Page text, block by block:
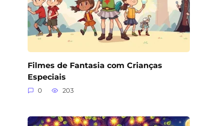
Filmes de Fantasia com Crianças
Especiais
0 203